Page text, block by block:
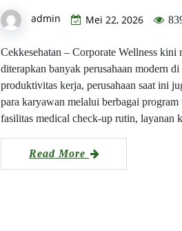
admin Mei 22, 2026
Cekkesehatan – Corporate Wellness
diterapkan banyak perusahaan modern
produktivitas kerja, perusahaan saat ini
para karyawan melalui berbagai
fasilitas medical check-up rutin, layanan
Read More